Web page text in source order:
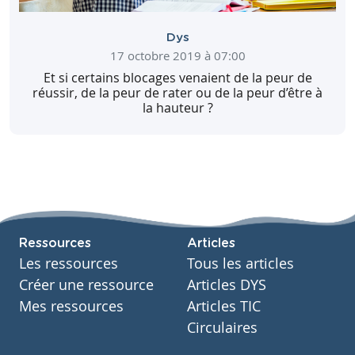
Dys
17 octobre 2019 à 07:00
Et si certains blocages venaient de la peur de
réussir, de la peur de rater ou de la peur d’être à
la hauteur ?
Ressources
Les ressources
Créer une ressource
Mes ressources
Articles
Tous les articles
Articles DYS
Articles TIC
Circulaires